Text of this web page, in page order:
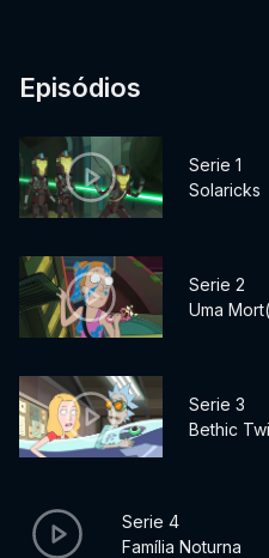
Episódios
Serie 1
Solaricks
Serie 2
Uma
Serie 3
Bethic
Serie 4
Família Noturna